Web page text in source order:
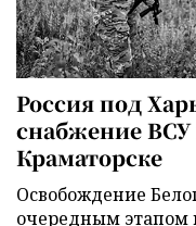
Россия под
снабжение ВСУ
Краматорске
Освобождение
очередным этапом